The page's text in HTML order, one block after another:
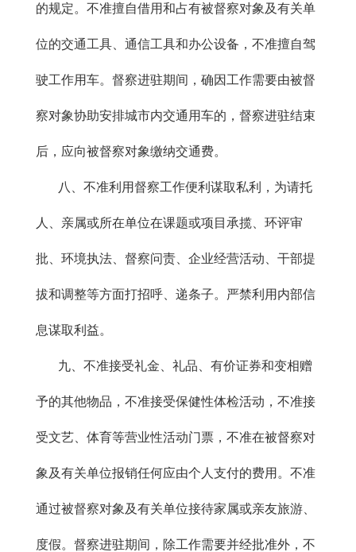
的规定。不准擅自借用和占有被督察对象及有关单
位的交通工具、通信工具和办公设备，不准擅自驾
驶工作用车。督察进驻期间，确因工作需要由被督
察对象协助安排城市内交通用车的，督察进驻结束
后，应向被督察对象缴纳交通费。
八、不准利用督察工作便利谋取私利，为请托
人、亲属或所在单位在课题或项目承揽、环评审
批、环境执法、督察问责、企业经营活动、干部提
拔和调整等方面打招呼、递条子。严禁利用内部信
息谋取利益。
九、不准接受礼金、礼品、有价证券和变相赠
予的其他物品，不准接受保健性体检活动，不准接
受文艺、体育等营业性活动门票，不准在被督察对
象及有关单位报销任何应由个人支付的费用。不准
通过被督察对象及有关单位接待家属或亲友旅游、
度假。督察进驻期间，除工作需要并经批准外，不